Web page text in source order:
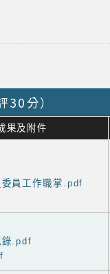
分）
果及附件
員工作職掌.pdf
錄.pdf